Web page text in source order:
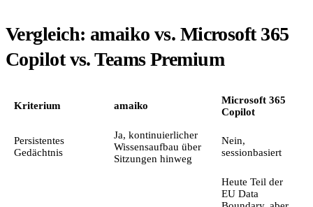
Vergleich: amaiko vs. Microsoft 365
Copilot vs. Teams Premium
Kriterium amaiko
Microsoft 365
Copilot
Persistentes
Gedächtnis
Ja, kontinuierlicher
Wissensaufbau über
Sitzungen hinweg
Nein,
sessionbasiert
Heute Teil der
EU Data